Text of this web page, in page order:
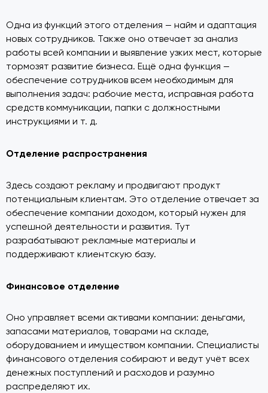
Одна из функций этого отделения — найм и адаптация
новых сотрудников. Также оно отвечает за анализ
работы всей компании и выявление узких мест, которые
тормозят развитие бизнеса. Ещё одна функция —
обеспечение сотрудников всем необходимым для
выполнения задач: рабочие места, исправная работа
средств коммуникации, папки с должностными
инструкциями и т. д.
Отделение распространения
Здесь создают рекламу и продвигают продукт
потенциальным клиентам. Это отделение отвечает за
обеспечение компании доходом, который нужен для
успешной деятельности и развития. Тут
разрабатывают рекламные материалы и
поддерживают клиентскую базу.
Финансовое отделение
Оно управляет всеми активами компании: деньгами,
запасами материалов, товарами на складе,
оборудованием и имуществом компании. Специалисты
финансового отделения собирают и ведут учёт всех
денежных поступлений и расходов и разумно
распределяют их.